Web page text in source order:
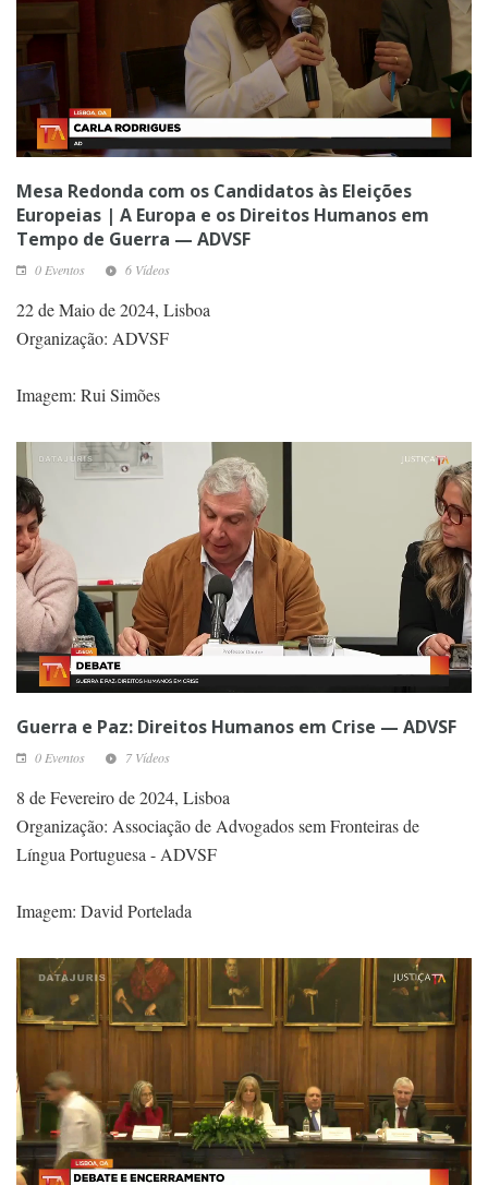
Mesa Redonda com os Candidatos às Eleições
Europeias | A Europa e os Direitos Humanos em
Tempo de Guerra — ADVSF
0 Eventos 6 Vídeos
22 de Maio de 2024, Lisboa
Organização: ADVSF
Imagem: Rui Simões
Guerra e Paz: Direitos Humanos em Crise — ADVSF
0 Eventos 7 Vídeos
8 de Fevereiro de 2024, Lisboa
Organização: Associação de Advogados sem Fronteiras de
Língua Portuguesa - ADVSF
Imagem: David Portelada